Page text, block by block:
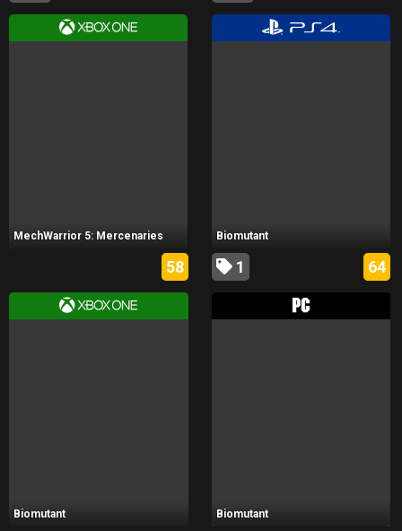
MechWarrior 5: Mercenaries
58
Biomutant
1 64
Biomutant Biomutant